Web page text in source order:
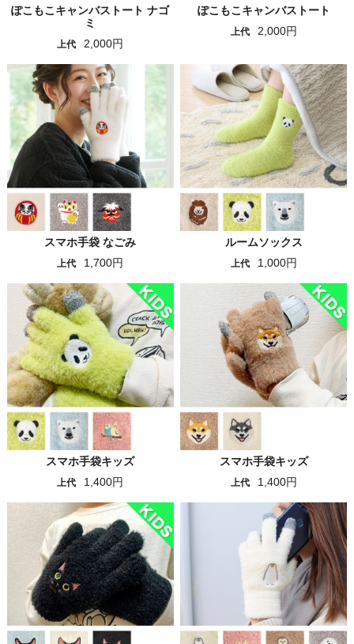
ぽこもこキャンバストート ナゴ
ミ
上代 2,000円
ぽこもこキャンバストート
上代 2,000円
スマホ手袋 なごみ
上代 1,700円
ルームソックス
上代 1,000円
スマホ手袋キッズ
上代 1,400円
スマホ手袋キッズ
上代 1,400円